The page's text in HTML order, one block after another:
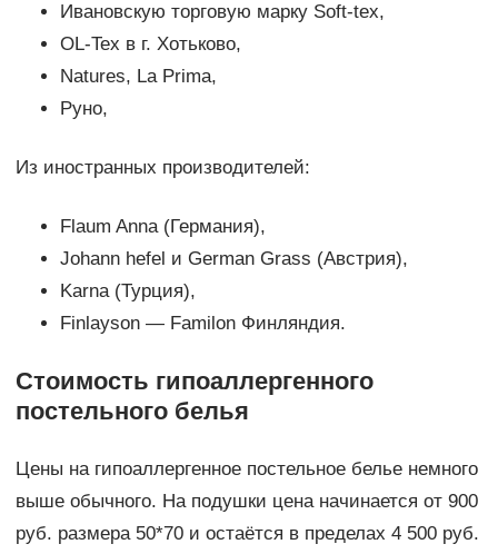
Ивановскую торговую марку Soft-tex,
OL-Tex в г. Хотьково,
Natures, La Prima,
Руно,
Из иностранных производителей:
Flaum Anna (Германия),
Johann hefel и German Grass (Австрия),
Karna (Турция),
Finlayson — Familon Финляндия.
Стоимость гипоаллергенного
постельного белья
Цены на гипоаллергенное постельное белье немного
выше обычного. На подушки цена начинается от 900
руб. размера 50*70 и остаётся в пределах 4 500 руб.